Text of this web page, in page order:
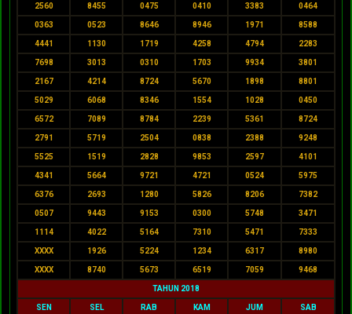
2560 8455 0475 0410 3383 0464
0363 0523 8646 8946 1971 8588
4441 1130 1719 4258 4794 2283
7698 3013 0310 1703 9934 3801
2167 4214 8724 5670 1898 8801
5029 6068 8346 1554 1028 0450
6572 7089 8784 2239 5361 8724
2791 5719 2504 0838 2388 9248
5525 1519 2828 9853 2597 4101
4341 5664 9721 4721 0524 5975
6376 2693 1280 5826 8206 7382
0507 9443 9153 0300 5748 3471
1114 4022 5164 7310 5471 7333
XXXX 1926 5224 1234 6317 8980
XXXX 8740 5673 6519 7059 9468
TAHUN 2018
SEN SEL RAB KAM JUM SAB